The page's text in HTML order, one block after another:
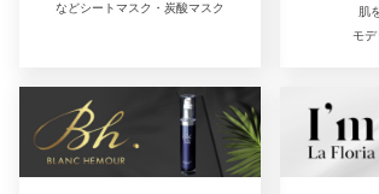
などシートマスク・炭酸マスク
肌
モデ